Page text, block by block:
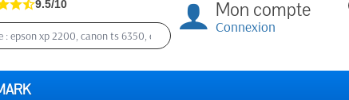
9.5/10 Mon compte
Connexion